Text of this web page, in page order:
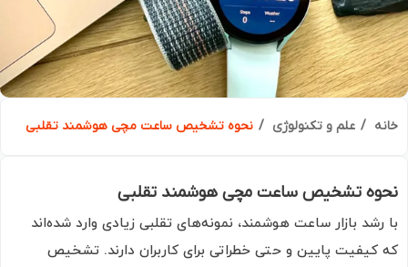
علم و تکنولوژی نحوه تشخیص ساعت‌ مچی هوشمند تقلبی
تشخیص ساعت‌ مچی هوشمند تقلبی
بازار ساعت‌ هوشمند، نمونه‌های تقلبی زیادی وارد شده‌اند
پایین و حتی خطراتی برای کاربران دارند. تشخیص